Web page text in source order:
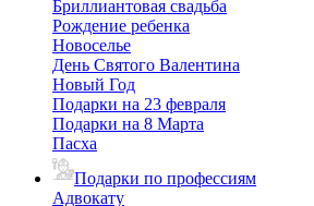
Бриллиантовая свадьба
Рождение ребенка
Новоселье
День Святого Валентина
Новый Год
Подарки на 23 февраля
Подарки на 8 Марта
Пасха
Подарки по профессиям
Адвокату